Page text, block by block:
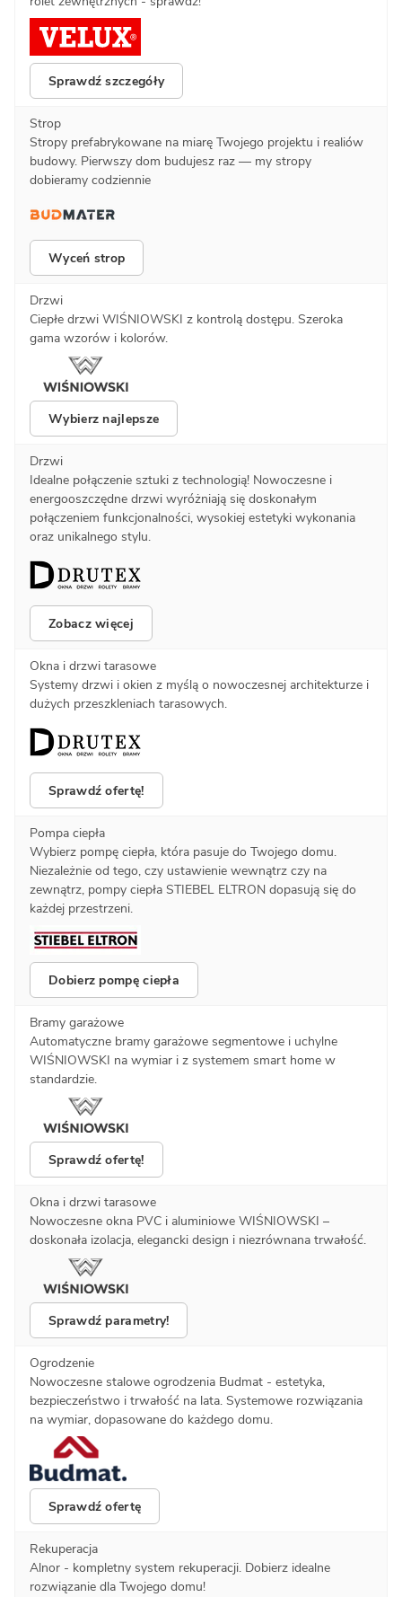
Sprawdź szczegóły
Strop
Stropy prefabrykowane na miarę Twojego projektu i realiów
budowy. Pierwszy dom budujesz raz — my stropy
dobieramy codziennie
Wyceń strop
Drzwi
Ciepłe drzwi WIŚNIOWSKI z kontrolą dostępu. Szeroka
gama wzorów i kolorów.
Wybierz najlepsze
Drzwi
Idealne połączenie sztuki z technologią! Nowoczesne i
energooszczędne drzwi wyróżniają się doskonałym
połączeniem funkcjonalności, wysokiej estetyki wykonania
oraz unikalnego stylu.
Zobacz więcej
Okna i drzwi tarasowe
Systemy drzwi i okien z myślą o nowoczesnej architekturze i
dużych przeszkleniach tarasowych.
Sprawdź ofertę!
Pompa ciepła
Wybierz pompę ciepła, która pasuje do Twojego domu.
Niezależnie od tego, czy ustawienie wewnątrz czy na
zewnątrz, pompy ciepła STIEBEL ELTRON dopasują się do
każdej przestrzeni.
Dobierz pompę ciepła
Bramy garażowe
Automatyczne bramy garażowe segmentowe i uchylne
WIŚNIOWSKI na wymiar i z systemem smart home w
standardzie.
Sprawdź ofertę!
Okna i drzwi tarasowe
Nowoczesne okna PVC i aluminiowe WIŚNIOWSKI –
doskonała izolacja, elegancki design i niezrównana trwałość.
Sprawdź parametry!
Ogrodzenie
Nowoczesne stalowe ogrodzenia Budmat - estetyka,
bezpieczeństwo i trwałość na lata. Systemowe rozwiązania
na wymiar, dopasowane do każdego domu.
Sprawdź ofertę
Rekuperacja
Alnor - kompletny system rekuperacji. Dobierz idealne
rozwiązanie dla Twojego domu!